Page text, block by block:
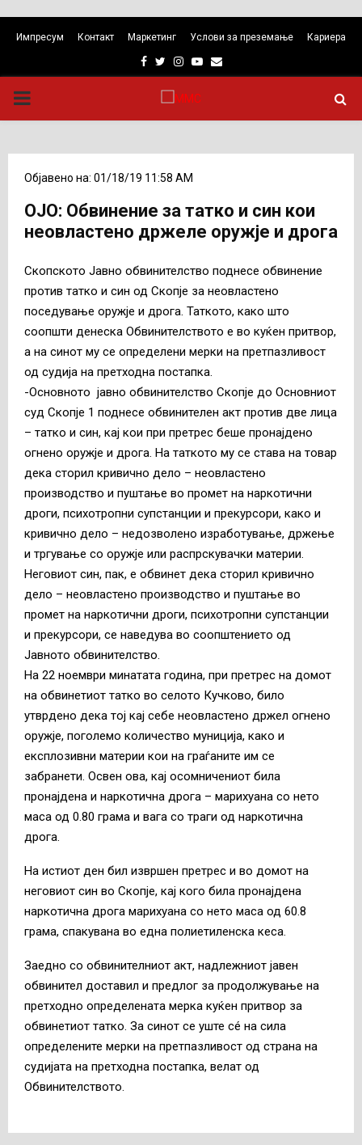
Импресум Контакт Маркетинг Услови за преземање Кариера
Facebook
TwitterInstagram
Youtube
Email
PRIMARY
Објавено на: 01/18/19 11:58 AM
ОЈО: Обвинение за татко и син кои
неовластено држеле оружје и дрога
Скопското Јавно обвинителство поднесе обвинение
против татко и син од Скопје за неовластено
поседување оружје и дрога. Таткото, како што
соопшти денеска Обвинителството е во куќен притвор,
а на синот му се определени мерки на претпазливост
од судија на претходна постапка.
-Основното јавно обвинителство Скопје до Основниот
суд Скопје 1 поднесе обвинителен акт против две лица
– татко и син, кај кои при претрес беше пронајдено
огнено оружје и дрога. На таткото му се става на товар
дека сторил кривично дело – неовластено
производство и пуштање во промет на наркотични
дроги, психотропни супстанции и прекурсори, како и
кривично дело – недозволено изработување, држење
и тргување со оружје или распрскувачки материи.
Неговиот син, пак, е обвинет дека сторил кривично
дело – неовластено производство и пуштање во
промет на наркотични дроги, психотропни супстанции
и прекурсори, се наведува во соопштението од
Јавното обвинителство.
На 22 ноември минатата година, при претрес на домот
на обвинетиот татко во селото Кучково, било
утврдено дека тој кај себе неовластено држел огнено
оружје, поголемо количество муниција, како и
експлозивни материи кои на граѓаните им се
забранети. Освен ова, кај осомничениот била
пронајдена и наркотична дрога – марихуана со нето
маса од 0.80 грама и вага со траги од наркотична
дрога.
На истиот ден бил извршен претрес и во домот на
неговиот син во Скопје, кај кого била пронајдена
наркотична дрога марихуана со нето маса од 60.8
грама, спакувана во една полиетиленска кеса.
Заедно со обвинителниот акт, надлежниот јавен
обвинител доставил и предлог за продолжување на
претходно определената мерка куќен притвор за
обвинетиот татко. За синот се уште сé на сила
определените мерки на претпазливост од страна на
судијата на претходна постапка, велат од
Обвинителството.